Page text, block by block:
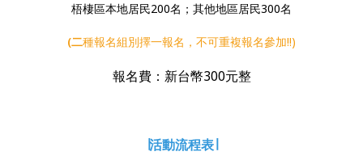
梧棲區本地居民200名；其他地區居民300名
(二種報名組別擇一報名，不可重複報名參加!!)
報名費：新台幣300元整
∣活動流程表∣